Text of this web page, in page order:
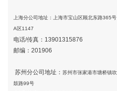
上海分公司地址：上海市宝山区顾北东路365号
A区1147
电话/传真： 13901315876
邮编：201906
苏州分公司地址： 苏州市张家港市塘桥镇吹
鼓路99号